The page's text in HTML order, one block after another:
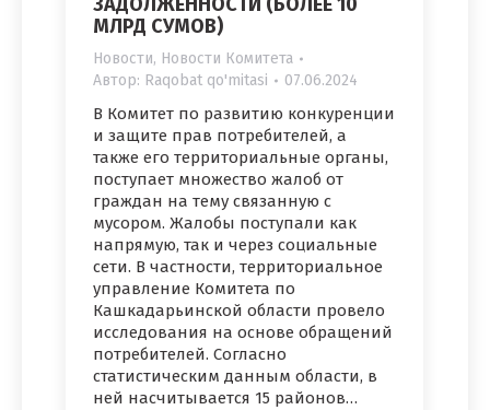
МЛРД СУМОВ)
Новости, Новости Комитета
Автор: Raqobat qo'mitasi 07.06.2024
В Комитет по развитию конкуренции
и защите прав потребителей, а
также его территориальные органы,
поступает множество жалоб от
граждан на тему связанную с
мусором. Жалобы поступали как
напрямую, так и через социальные
сети. В частности, территориальное
управление Комитета по
Кашкадарьинской области провело
исследования на основе обращений
потребителей. Согласно
статистическим данным области, в
ней насчитывается 15 районов…